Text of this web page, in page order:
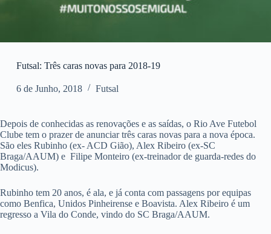
Futsal: Três caras novas para 2018-19
6 de Junho, 2018 Futsal
Depois de conhecidas as renovações e as saídas, o Rio Ave Futebol
Clube tem o prazer de anunciar três caras novas para a nova época.
São eles Rubinho (ex- ACD Gião), Alex Ribeiro (ex-SC
Braga/AAUM) e Filipe Monteiro (ex-treinador de guarda-redes do
Modicus).
Rubinho tem 20 anos, é ala, e já conta com passagens por equipas
como Benfica, Unidos Pinheirense e Boavista. Alex Ribeiro é um
regresso a Vila do Conde, vindo do SC Braga/AAUM.